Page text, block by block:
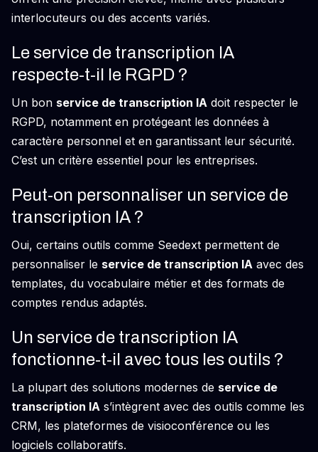
interlocuteurs ou des accents variés.
Le service de transcription IA
respecte-t-il le RGPD ?
Un bon service de transcription IA doit respecter le
RGPD, notamment en protégeant les données à
caractère personnel et en garantissant leur sécurité.
C’est un critère essentiel pour les entreprises.
Peut-on personnaliser un service de
transcription IA ?
Oui, certains outils comme Seedext permettent de
personnaliser le service de transcription IA avec des
templates, du vocabulaire métier et des formats de
comptes rendus adaptés.
Un service de transcription IA
fonctionne-t-il avec tous les outils ?
La plupart des solutions modernes de service de
transcription IA s’intègrent avec des outils comme les
CRM, les plateformes de visioconférence ou les
logiciels collaboratifs.